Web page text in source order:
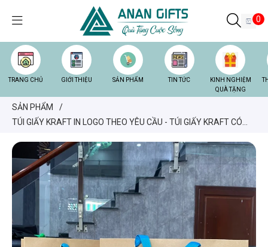
0
TRANG CHỦ GIỚI THIỆU SẢN PHẨM TIN TỨC
KINH NGHIỆM
QUÀ TẶNG
SẢN PHẨM
/
TÚI GIẤY KRAFT IN LOGO THEO YÊU CẦU - TÚI GIẤY KRAFT CÓ